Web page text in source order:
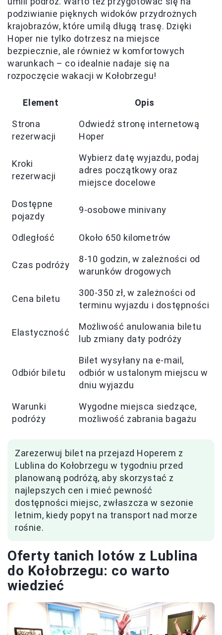
podziwianie pięknych widoków przydrożnych
krajobrazów, które umilą długą trasę. Dzięki
Hoper nie tylko dotrzesz na miejsce
bezpiecznie, ale również w komfortowych
warunkach – co idealnie nadaje się na
rozpoczęcie wakacji w Kołobrzegu!
Element Opis
Strona
rezerwacji
Odwiedź stronę internetową
Hoper
Kroki
rezerwacji
Wybierz datę wyjazdu, podaj
adres początkowy oraz
miejsce docelowe
Dostępne
pojazdy
9-osobowe minivany
Odległość Około 650 kilometrów
Czas podróży
8-10 godzin, w zależności od
warunków drogowych
Cena biletu
300-350 zł, w zależności od
terminu wyjazdu i dostępności
Elastyczność
Możliwość anulowania biletu
lub zmiany daty podróży
Odbiór biletu
Bilet wysyłany na e-mail,
odbiór w ustalonym miejscu w
dniu wyjazdu
Warunki
podróży
Wygodne miejsca siedzące,
możliwość zabrania bagażu
Zarezerwuj bilet na przejazd Hoperem z
Lublina do Kołobrzegu w tygodniu przed
planowaną podróżą, aby skorzystać z
najlepszych cen i mieć pewność
dostępności miejsc, zwłaszcza w sezonie
letnim, kiedy popyt na transport nad morze
rośnie.
Oferty tanich lotów z Lublina
do Kołobrzegu: co warto
wiedzieć